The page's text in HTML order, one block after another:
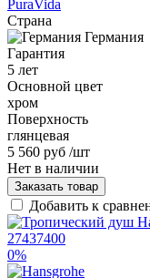
PuraVida
Страна
Германия
Гарантия
5 лет
Основной цвет
хром
Поверхность
глянцевая
5 560 руб /шт
Нет в наличии
Заказать товар
Добавить к
0%